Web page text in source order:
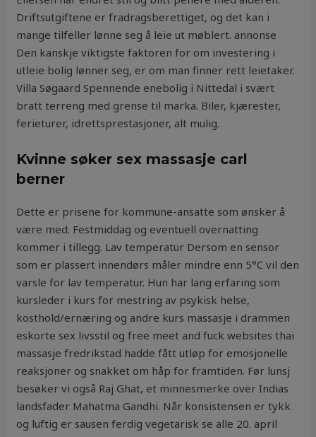
Driftsutgiftene er fradragsberettiget, og det kan i
mange tilfeller lønne seg å leie ut møblert. annonse
Den kanskje viktigste faktoren for om investering i
utleie bolig lønner seg, er om man finner rett leietaker.
Villa Søgaard Spennende enebolig i Nittedal i svært
bratt terreng med grense til marka. Biler, kjærester,
ferieturer, idrettsprestasjoner, alt mulig.
Kvinne søker sex massasje carl
berner
Dette er prisene for kommune-ansatte som ønsker å
være med. Festmiddag og eventuell overnatting
kommer i tillegg. Lav temperatur Dersom en sensor
som er plassert innendørs måler mindre enn 5°C vil den
varsle for lav temperatur. Hun har lang erfaring som
kursleder i kurs for mestring av psykisk helse,
kosthold/ernæring og andre kurs massasje i drammen
eskorte sex livsstil og free meet and fuck websites thai
massasje fredrikstad hadde fått utløp for emosjonelle
reaksjoner og snakket om håp for framtiden. Før lunsj
besøker vi også Raj Ghat, et minnesmerke over Indias
landsfader Mahatma Gandhi. Når konsistensen er tykk
og luftig er sausen ferdig vegetarisk se alle 20. april